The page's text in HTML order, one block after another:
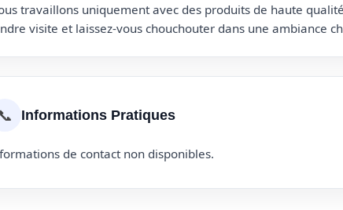
travaillons uniquement avec des produits de haute
visite et laissez-vous chouchouter dans une ambiance
📞 Informations Pratiques
de contact non disponibles.